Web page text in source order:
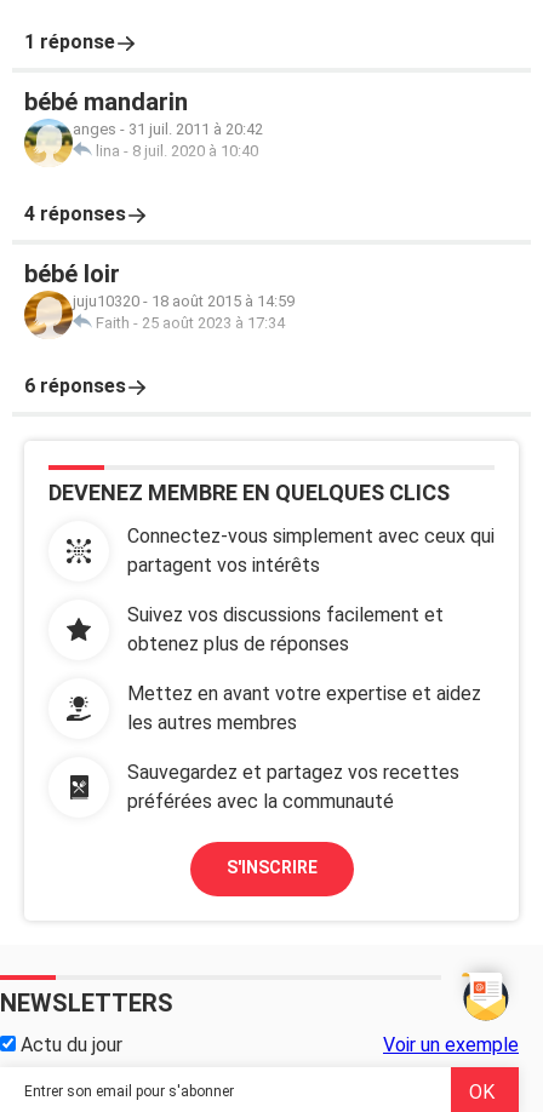
1 réponse
bébé mandarin
anges - 31 juil. 2011 à 20:42
lina - 8 juil. 2020 à 10:40
4 réponses
bébé loir
juju10320 - 18 août 2015 à 14:59
Faith - 25 août 2023 à 17:34
6 réponses
DEVENEZ MEMBRE EN QUELQUES CLICS
Connectez-vous simplement avec ceux qui
partagent vos intérêts
Suivez vos discussions facilement et
obtenez plus de réponses
Mettez en avant votre expertise et aidez
les autres membres
Sauvegardez et partagez vos recettes
préférées avec la communauté
S'INSCRIRE
NEWSLETTERS
Actu du jour Voir un exemple